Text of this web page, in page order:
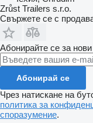
Zrůst Trailers s.r.o.
Свържете се с
Абонирайте се за
Абонирай се
Чрез натискане на
политика за
споразумение.